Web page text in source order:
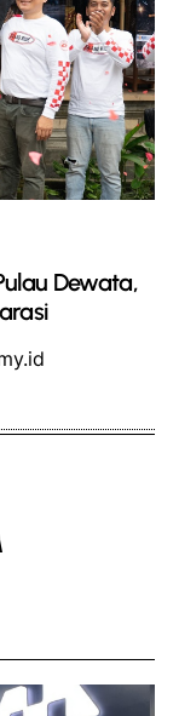
Dewata,